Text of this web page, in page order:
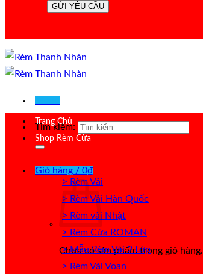
Tìm kiếm:
Giỏ hàng / 0₫
Chưa có sản phẩm trong giỏ hàng.
Trang Chủ
Shop Rèm Cửa
> Rèm Vải
> Rèm Vải Hàn Quốc
> Rèm vải Nhật
> Rèm Cửa ROMAN
> Mẫu Rèm Vải 2 Lớp
> Rèm Vải Voan